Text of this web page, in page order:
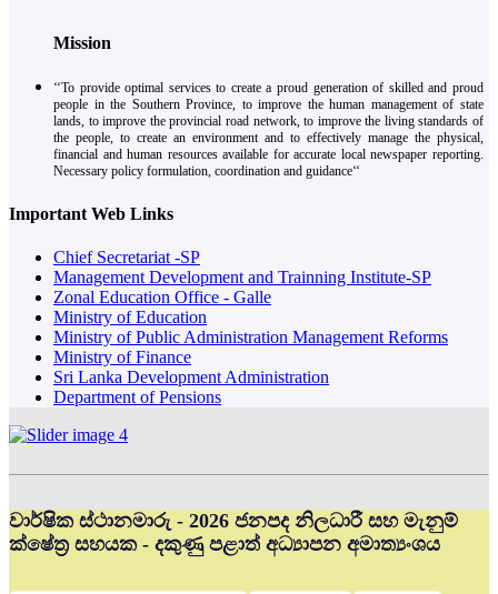
Mission
‘‘To provide optimal services to create a proud generation of skilled and proud
people in the Southern Province, to improve the human management of state
lands, to improve the provincial road network, to improve the living standards of
the people, to create an environment and to effectively manage the physical,
financial and human resources available for accurate local newspaper reporting.
Necessary policy formulation, coordination and guidance‘‘
Important Web Links
Chief Secretariat -SP
Management Development and Trainning Institute-SP
Zonal Education Office - Galle
Ministry of Education
Ministry of Public Administration Management Reforms
Ministry of Finance
Sri Lanka Development Administration
Department of Pensions
වාර්ෂික ස්ථානමාරු - 2026 ජනපද නිලධාරී සහ මැනුම්
ක්ෂේත්‍ර සහයක - දකුණු පළාත් අධ්‍යාපන අමාත්‍යංශය